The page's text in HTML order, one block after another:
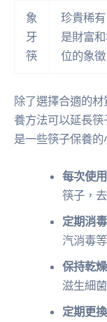
象
牙
筷
珍貴稀有
是財富
位的象徵
除了選擇合適的
養方法可以延長
是一些筷子保養的
每次使
筷子，
定期消毒
汽消毒
保持乾
滋生細菌
定期更換